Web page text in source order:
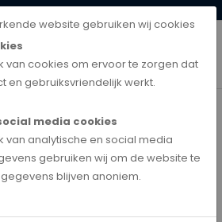
website gebruiken wij cookies
van cookies om ervoor te zorgen dat
en gebruiksvriendelijk werkt.
media cookies
van analytische en social media
gebruiken wij om de website te
blijven anoniem.
Zwolle